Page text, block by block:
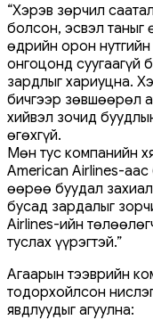
“Хэрэв зөрчил
болсон, эсвэл таныг
өдрийн орон
онгоцонд суугаагүй
зардлыг хариуцна.
бичгээр зөвшөөрөл
хийвэл зочид
өгөхгүй.
Мөн тус компанийн
American Airlines-аас
өөрөө буудал
бусад зардалыг
Airlines-ийн
туслах үүрэгтэй.”
Агаарын тээврийн
тодорхойлсон
явдлуудыг агуулна: